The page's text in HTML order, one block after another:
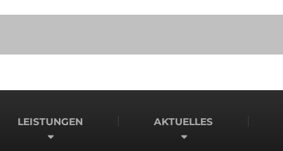
LEISTUNGEN AKTUELLES